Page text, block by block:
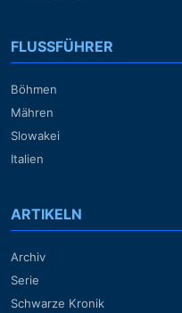
FLUSSFÜHRER
Böhmen
Mähren
Slowakei
Italien
ARTIKELN
Archiv
Serie
Schwarze Kronik